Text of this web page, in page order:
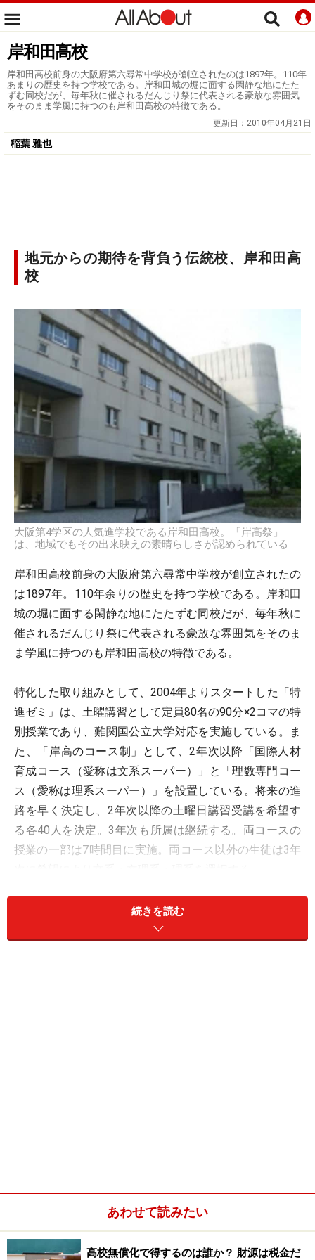
岸和田高校
岸和田高校前身の大阪府第六尋常中学校が創立されたのは1897年。110年
あまりの歴史を持つ学校である。岸和田城の堀に面する閑静な地にたた
ずむ同校だが、毎年秋に催されるだんじり祭に代表される豪放な雰囲気
をそのまま学風に持つのも岸和田高校の特徴である。
更新日： 2010年04月21日
稲葉 雅也
地元からの期待を背負う伝統校、岸和田高
校
大阪第4学区の人気進学校である岸和田高校。「岸高祭」
は、地域でもその出来映えの素晴らしさが認められている
岸和田高校前身の大阪府第六尋常中学校が創立されたの
は1897年。110年余りの歴史を持つ学校である。岸和田
城の堀に面する閑静な地にたたずむ同校だが、毎年秋に
催されるだんじり祭に代表される豪放な雰囲気をそのま
ま学風に持つのも岸和田高校の特徴である。
特化した取り組みとして、2004年よりスタートした「特
進ゼミ」は、土曜講習として定員80名の90分×2コマの特
別授業であり、難関国公立大学対応を実施している。ま
た、「岸高のコース制」として、2年次以降「国際人材
育成コース（愛称は文系スーパー）」と「理数専門コー
ス（愛称は理系スーパー）」を設置している。将来の進
路を早く決定し、2年次以降の土曜日講習受講を希望す
る各40人を決定。3年次も所属は継続する。両コースの
授業の一部は7時間目に実施。両コース以外の生徒は3年
その他、放課後の進学希望者向け講習や補習、長期休暇
中の「夏期・冬期集中講座」を実施。また、土曜日に
続きを読む
あわせて読みたい
高校無償化で得するのは誰か？ 財源は税金だ